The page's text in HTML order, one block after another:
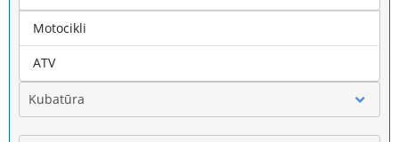
Marka
Kubatūra
Motocikli
ATV